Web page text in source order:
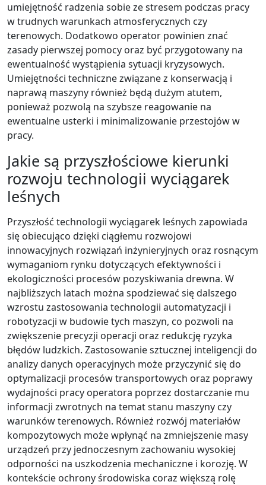
umiejętność radzenia sobie ze stresem podczas pracy
w trudnych warunkach atmosferycznych czy
terenowych. Dodatkowo operator powinien znać
zasady pierwszej pomocy oraz być przygotowany na
ewentualność wystąpienia sytuacji kryzysowych.
Umiejętności techniczne związane z konserwacją i
naprawą maszyny również będą dużym atutem,
ponieważ pozwolą na szybsze reagowanie na
ewentualne usterki i minimalizowanie przestojów w
pracy.
Jakie są przyszłościowe kierunki
rozwoju technologii wyciągarek
leśnych
Przyszłość technologii wyciągarek leśnych zapowiada
się obiecująco dzięki ciągłemu rozwojowi
innowacyjnych rozwiązań inżynieryjnych oraz rosnącym
wymaganiom rynku dotyczących efektywności i
ekologiczności procesów pozyskiwania drewna. W
najbliższych latach można spodziewać się dalszego
wzrostu zastosowania technologii automatyzacji i
robotyzacji w budowie tych maszyn, co pozwoli na
zwiększenie precyzji operacji oraz redukcję ryzyka
błędów ludzkich. Zastosowanie sztucznej inteligencji do
analizy danych operacyjnych może przyczynić się do
optymalizacji procesów transportowych oraz poprawy
wydajności pracy operatora poprzez dostarczanie mu
informacji zwrotnych na temat stanu maszyny czy
warunków terenowych. Również rozwój materiałów
kompozytowych może wpłynąć na zmniejszenie masy
urządzeń przy jednoczesnym zachowaniu wysokiej
odporności na uszkodzenia mechaniczne i korozję. W
kontekście ochrony środowiska coraz większą rolę